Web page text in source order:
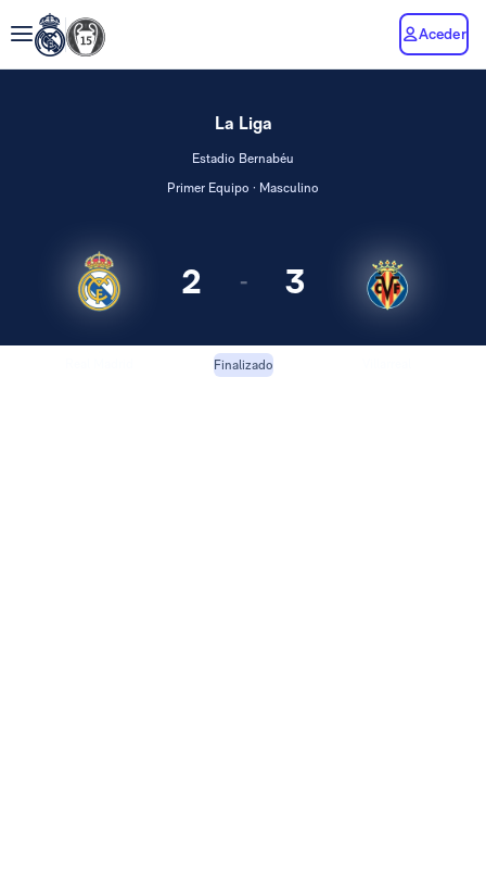
Aceder
La Liga
Estadio Bernabéu
Primer Equipo · Masculino
2 - 3
Finalizado